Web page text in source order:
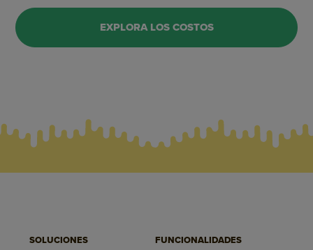
EXPLORA LOS COSTOS
SOLUCIONES FUNCIONALIDADES